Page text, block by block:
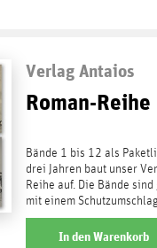
Verlag Antaios
Roman-Reihe
Bände 1 bis 12 als
drei Jahren baut unser
Reihe auf. Die Bände
mit einem
Kriterien für...
weiterlesen
In denWarenkorb